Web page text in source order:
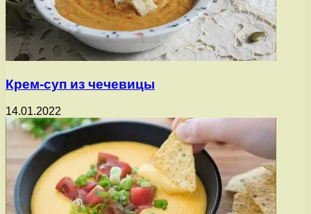
Крем-суп из чечевицы
14.01.2022